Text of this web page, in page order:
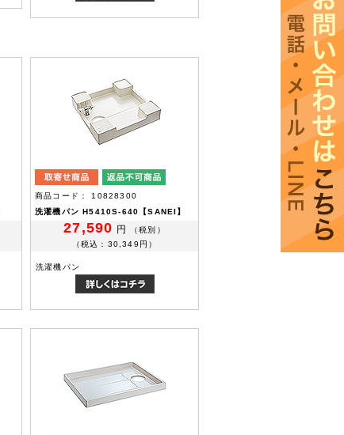
商品コード： 10828300
洗濯機パン H5410S-640【SANEI】
27,590 円
（税別）
（税込：30,349円）
洗濯機パン